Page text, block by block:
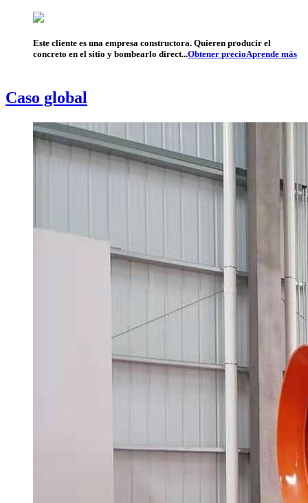
Este cliente es una empresa constructora. Quieren producir el
concreto en el sitio y bombearlo direct...Obtener precioAprende más
Caso global